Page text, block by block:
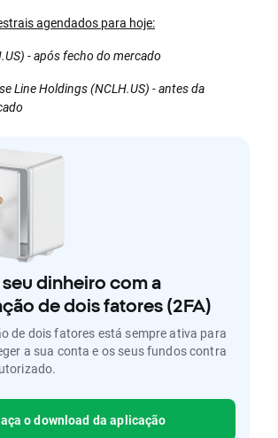
agendados para hoje:
- após fecho do mercado
Line Holdings (NCLH.US) - antes da
dinheiro com a
de dois fatores (2FA)
de dois fatores está sempre ativa para
a sua conta e os seus fundos contra
o download da aplicação